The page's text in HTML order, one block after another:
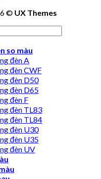
© UX Themes
so màu
đèn A
đèn CWF
đèn D50
đèn D65
đèn F
đèn TL83
đèn TL84
đèn U30
đèn U35
đèn UV